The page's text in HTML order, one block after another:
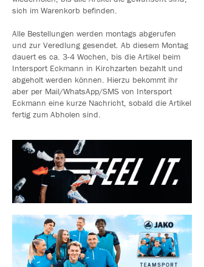
sich im Warenkorb befinden.
Alle Bestellungen werden montags abgerufen
und zur Veredlung gesendet. Ab diesem Montag
dauert es ca. 3-4 Wochen, bis die Artikel beim
Intersport Eckmann in Kirchzarten bezahlt und
abgeholt werden können. Hierzu bekommt ihr
aber per Mail/WhatsApp/SMS von Intersport
Eckmann eine kurze Nachricht, sobald die Artikel
fertig zum Abholen sind.